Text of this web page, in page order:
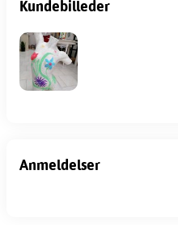
Kundebilleder
Anmeldelser